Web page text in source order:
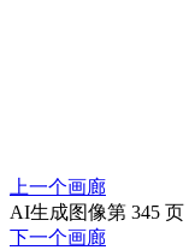
上一个画廊
AI生成图像第 345 页
下一个画廊